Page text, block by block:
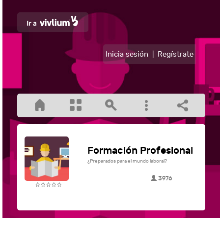
Inicia sesión Regístrate
Formación Profesional
¿Preparados para el mundo laboral?
3976